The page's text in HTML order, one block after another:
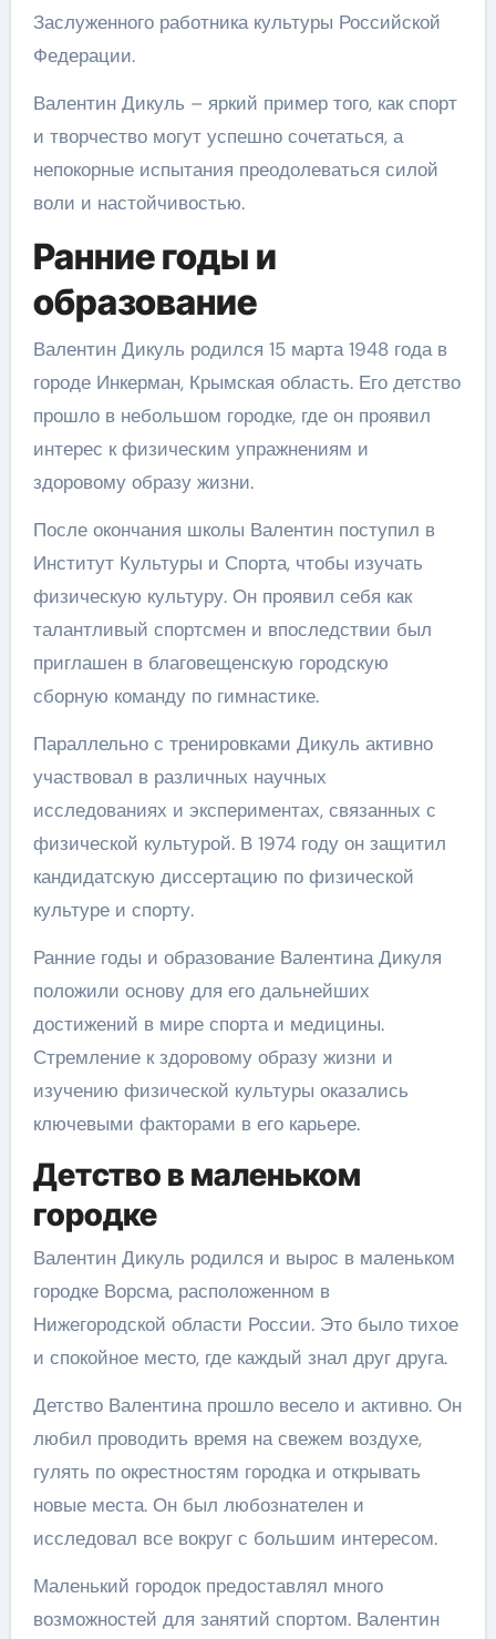
Заслуженного работника культуры Российской
Федерации.
Валентин Дикуль – яркий пример того, как спорт
и творчество могут успешно сочетаться, а
непокорные испытания преодолеваться силой
воли и настойчивостью.
Ранние годы и
образование
Валентин Дикуль родился 15 марта 1948 года в
городе Инкерман, Крымская область. Его детство
прошло в небольшом городке, где он проявил
интерес к физическим упражнениям и
здоровому образу жизни.
После окончания школы Валентин поступил в
Институт Культуры и Спорта, чтобы изучать
физическую культуру. Он проявил себя как
талантливый спортсмен и впоследствии был
приглашен в благовещенскую городскую
сборную команду по гимнастике.
Параллельно с тренировками Дикуль активно
участвовал в различных научных
исследованиях и экспериментах, связанных с
физической культурой. В 1974 году он защитил
кандидатскую диссертацию по физической
культуре и спорту.
Ранние годы и образование Валентина Дикуля
положили основу для его дальнейших
достижений в мире спорта и медицины.
Стремление к здоровому образу жизни и
изучению физической культуры оказались
ключевыми факторами в его карьере.
Детство в маленьком
городке
Валентин Дикуль родился и вырос в маленьком
городке Ворсма, расположенном в
Нижегородской области России. Это было тихое
и спокойное место, где каждый знал друг друга.
Детство Валентина прошло весело и активно. Он
любил проводить время на свежем воздухе,
гулять по окрестностям городка и открывать
новые места. Он был любознателен и
исследовал все вокруг с большим интересом.
Маленький городок предоставлял много
возможностей для занятий спортом. Валентин